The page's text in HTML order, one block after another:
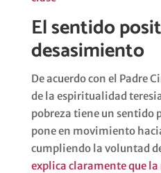
El sentido
desasimiento
De acuerdo con el Padre
de la espiritualidad
pobreza tiene un sentido
pone en movimiento
cumpliendo la voluntad
explica claramente que